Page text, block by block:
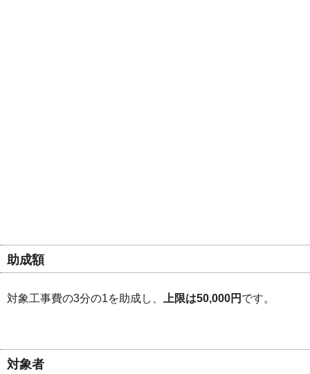
助成額
対象工事費の3分の1を助成し、 上限は50,000円 です。
対象者